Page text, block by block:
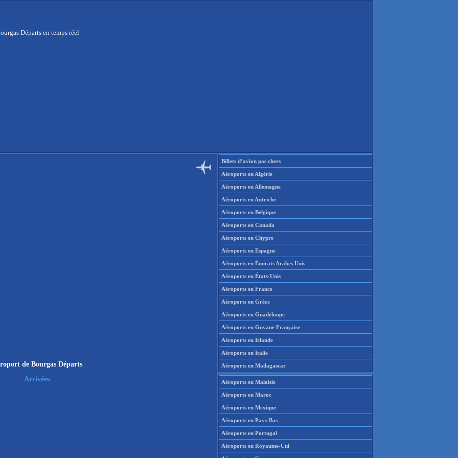
Départs en temps réel
de Bourgas Départs
Arrivées
Billets d’avion pas chers
Aéroports en Algérie
Aéroports en Allemagne
Aéroports en Autriche
Aéroports en Belgique
Aéroports en Canada
Aéroports en Chypre
Aéroports en Espagne
Aéroports en Émirats Arabes Unis
Aéroports en États-Unis
Aéroports en France
Aéroports en Grèce
Aéroports en Guadeloupe
Aéroports en Guyane Française
Aéroports en Irlande
Aéroports en Italie
Aéroports en Madagascar
Aéroports en Malaisie
Aéroports en Maroc
Aéroports en Mexique
Aéroports en Pays-Bas
Aéroports en Portugal
Aéroports en Royaume-Uni